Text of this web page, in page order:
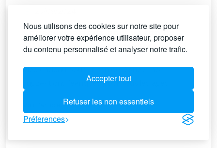
Nous utilisons des cookies sur notre site pour
améliorer votre expérience utilisateur, proposer
du contenu personnalisé et analyser notre trafic.
Accepter tout
Refuser les non essentiels
Préferences
Cadeaux parfaits pour un fan de
Disney : des idées magiques
Idée cadeau pour un fan de Disney : nos
suggestions féeriques pour tous les âges.